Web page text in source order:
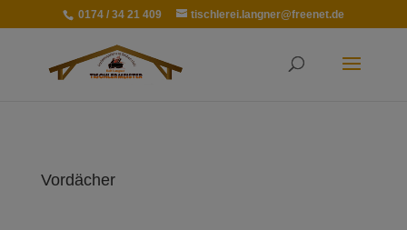
0174 / 34 21 409 tischlerei.langner@freenet.de
Vordächer